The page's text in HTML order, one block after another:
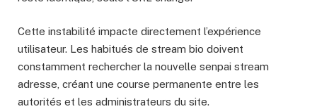
Cette instabilité impacte directement l’expérience
utilisateur. Les habitués de stream bio doivent
constamment rechercher la nouvelle senpai stream
adresse, créant une course permanente entre les
autorités et les administrateurs du site.